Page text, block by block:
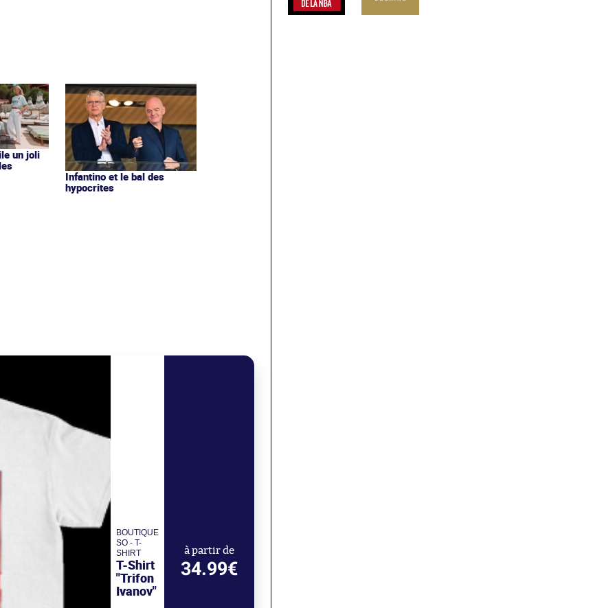
un joli
Infantino et le bal des
hypocrites
BOUTIQUE
SO - T-
SHIRT
T-Shirt
"Trifon
Ivanov"
à partir de
34.99€